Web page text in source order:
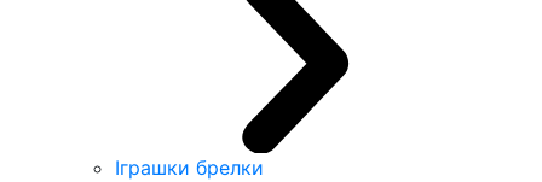
Іграшки брелки